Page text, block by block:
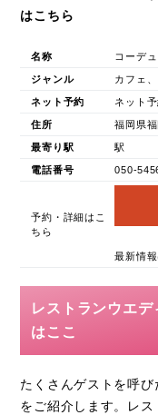
はこちら
名称 コーデ
ジャンル カフェ
ネット予約 ネット
住所 福岡県
最寄り駅 駅
電話番号 050-
予約・詳細はこ
ちら
最新情
レストランウエ
はここ
たくさんゲストを呼
をご紹介します。レ